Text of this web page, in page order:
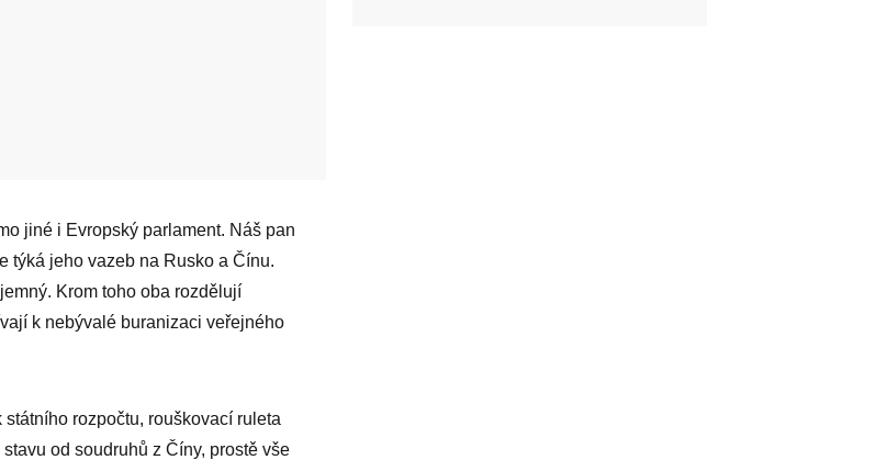
jiné i Evropský parlament. Náš pan
týká jeho vazeb na Rusko a Čínu.
Krom toho oba rozdělují
k nebývalé buranizaci veřejného
rozpočtu, rouškovací ruleta
od soudruhů z Číny, prostě vše